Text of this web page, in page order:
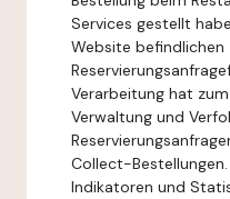
Services gestellt
Website befindlichen
Verarbeitung hat
Verwaltung und
Collect-
Indikatoren und